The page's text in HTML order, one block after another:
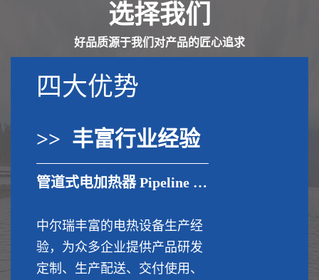
选择我们
好品质源于我们对产品的匠心追求
四大优势
>> 丰富行业经验
管道式电加热器 Pipeline electric heater
中尔瑞丰富的电热设备生产经
验，为众多企业提供产品研发
定制、生产配送、交付使用、